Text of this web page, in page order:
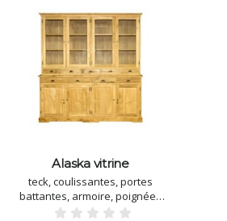
Alaska vitrine
teck, coulissantes, portes
battantes, armoire, poignées
demi-arrondies, taille: LxPxH =